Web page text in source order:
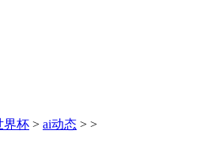
界杯 > ai动态 > >